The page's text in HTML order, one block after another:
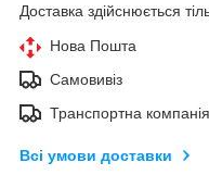
Доставка здійснюється
Нова Пошта
Самовивіз
Транспортна компанія
Всі умови доставки